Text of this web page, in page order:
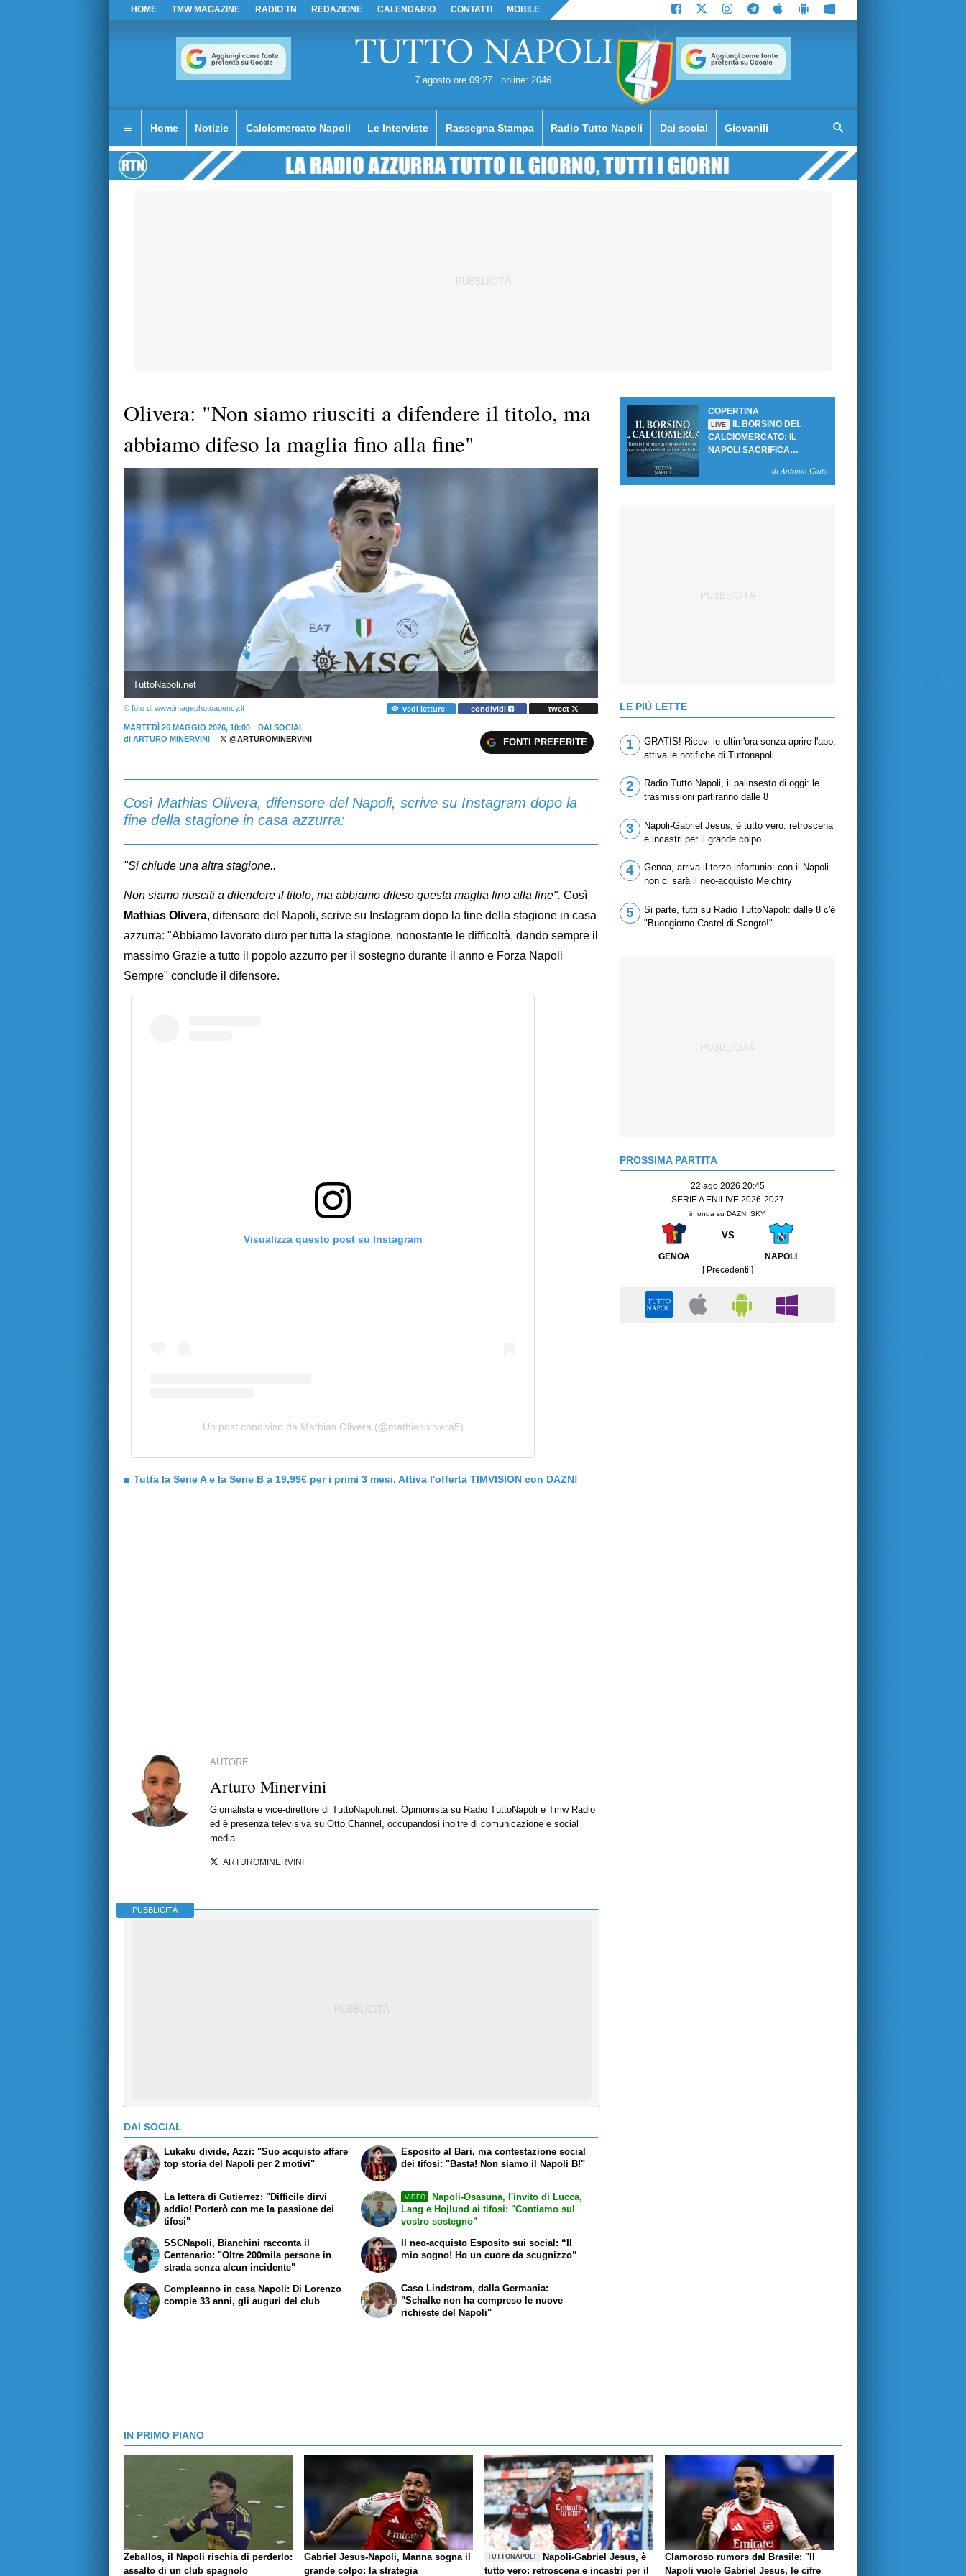
HOME TMW MAGAZINE RADIO TN REDAZIONE CALENDARIO CONTATTI MOBILE
7 agosto ore 09:27 online: 2046
Home Notizie Calciomercato Napoli Le Interviste Rassegna Stampa Radio Tutto Napoli Dai social Giovanili
Olivera: "Non siamo riusciti a difendere il titolo, ma
abbiamo difeso la maglia fino alla fine"
TuttoNapoli.net
© foto di www.imagephotoagency.it vedi letture condividi tweet
MARTEDÌ 26 MAGGIO 2026, 10:00
DAI SOCIAL
di ARTURO MINERVINI @ARTUROMINERVINI FONTI PREFERITE
Così Mathias Olivera, difensore del Napoli, scrive su Instagram dopo la
fine della stagione in casa azzurra:
"Si chiude una altra stagione..
Non siamo riusciti a difendere il titolo, ma abbiamo difeso questa maglia fino alla fine". Così
Mathias Olivera, difensore del Napoli, scrive su Instagram dopo la fine della stagione in casa
azzurra: "Abbiamo lavorato duro per tutta la stagione, nonostante le difficoltà, dando sempre il
massimo Grazie a tutto il popolo azzurro per il sostegno durante il anno e Forza Napoli
Sempre" conclude il difensore.
Visualizza questo post su Instagram
Un post condiviso da Mathias Olivera (@mathiasolivera5)
Tutta la Serie A e la Serie B a 19,99€ per i primi 3 mesi. Attiva l'offerta TIMVISION con DAZN!
AUTORE
Arturo Minervini
Giornalista e vice-direttore di TuttoNapoli.net. Opinionista su Radio TuttoNapoli e Tmw Radio
ed è presenza televisiva su Otto Channel, occupandosi inoltre di comunicazione e social
media.
ARTUROMINERVINI
PUBBLICITÀ
DAI SOCIAL
Lukaku divide, Azzi: "Suo acquisto affare
top storia del Napoli per 2 motivi"
La lettera di Gutierrez: "Difficile dirvi
addio! Porterò con me la passione dei
tifosi"
Esposito al Bari, ma contestazione social
dei tifosi: "Basta! Non siamo il Napoli B!"
VIDEO
Napoli-Osasuna, l'invito di Lucca,
Lang e Hojlund ai tifosi: "Contiamo sul
vostro sostegno"
SSCNapoli, Bianchini racconta il
Centenario: "Oltre 200mila persone in
strada senza alcun incidente"
Compleanno in casa Napoli: Di Lorenzo
compie 33 anni, gli auguri del club
Il neo-acquisto Esposito sui social: “Il
mio sogno! Ho un cuore da scugnizzo”
Caso Lindstrom, dalla Germania:
"Schalke non ha compreso le nuove
richieste del Napoli"
COPERTINA
LIVE
IL BORSINO DEL
CALCIOMERCATO: IL
NAPOLI SACRIFICA
SBLOCCANO ARRIVIdi Antonio Gaito
LE PIÙ LETTE
1
GRATIS! Ricevi le ultim'ora senza aprire l'app:
attiva le notifiche di Tuttonapoli
2
Radio Tutto Napoli, il palinsesto di oggi: le
trasmissioni partiranno dalle 8
3
Napoli-Gabriel Jesus, è tutto vero: retroscena
e incastri per il grande colpo
4
Genoa, arriva il terzo infortunio: con il Napoli
non ci sarà il neo-acquisto Meichtry
5
Si parte, tutti su Radio TuttoNapoli: dalle 8 c'è
"Buongiorno Castel di Sangro!"
PROSSIMA PARTITA
22 ago 2026 20:45
SERIE A ENILIVE 2026-2027
in onda su DAZN, SKY
VS
GENOA
NAPOLI
[ Precedenti ]
IN PRIMO PIANO
Zeballos, il Napoli rischia di perderlo:
assalto di un club spagnolo
Gabriel Jesus-Napoli, Manna sogna il
grande colpo: la strategia
TUTTONAPOLI
Napoli-Gabriel Jesus, è
tutto vero: retroscena e incastri per il
Clamoroso rumors dal Brasile: "Il
Napoli vuole Gabriel Jesus, le cifre